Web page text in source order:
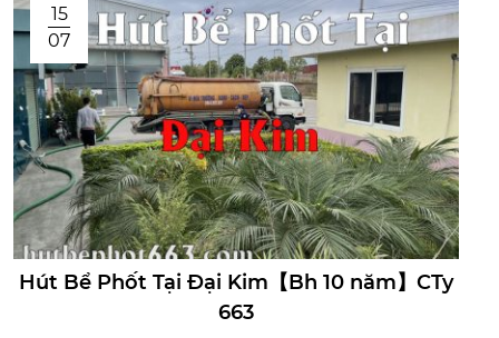
15
07
Hút Bể Phốt Tại Đại Kim【Bh 10 năm】CTy
663